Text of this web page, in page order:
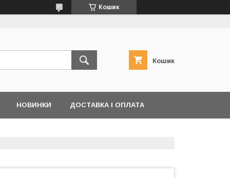
Кошик
Кошик
НОВИНКИ ДОСТАВКА І ОПЛАТА